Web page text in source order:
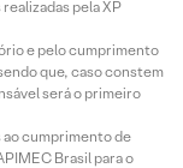
pela XP
e pelo cumprimento
que, caso constem
será o primeiro
ao cumprimento de
Brasil para o